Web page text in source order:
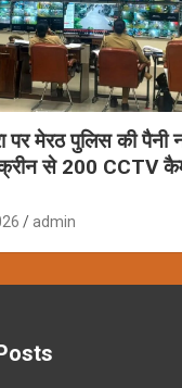
पर मेरठ पुलिस की पैनी
से 200 CCTV
admin